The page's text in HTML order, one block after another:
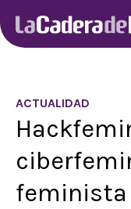
ACTUALIDAD
feminista